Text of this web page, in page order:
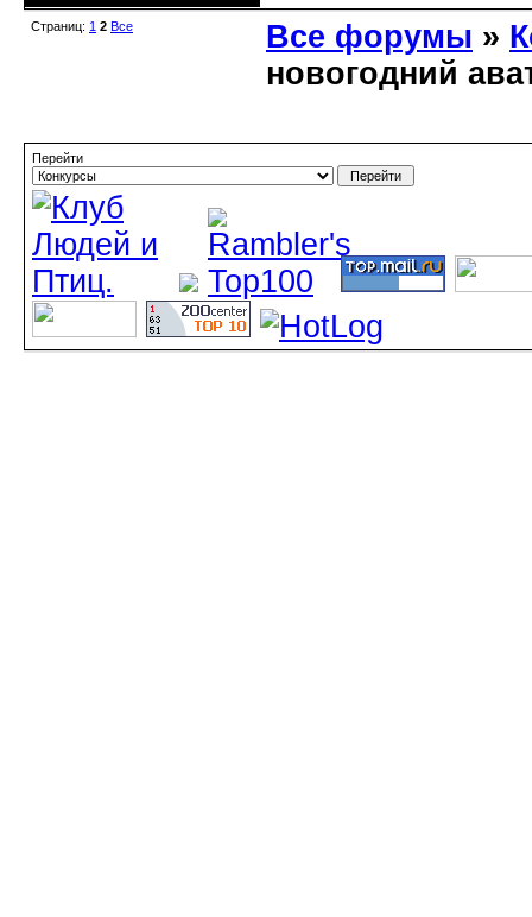
Страниц: 1 2 Все Все форумы »
новогодний
Перейти